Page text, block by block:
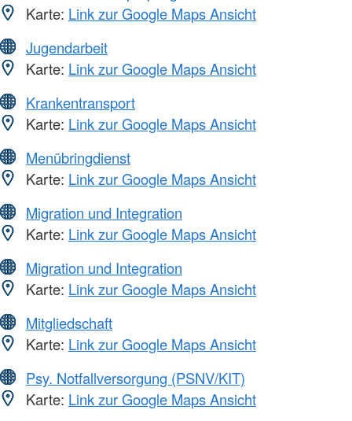
Karte: Link zur Google Maps Ansicht
Jugendarbeit
Karte: Link zur Google Maps Ansicht
Krankentransport
Karte: Link zur Google Maps Ansicht
Menübringdienst
Karte: Link zur Google Maps Ansicht
Migration und Integration
Karte: Link zur Google Maps Ansicht
Migration und Integration
Karte: Link zur Google Maps Ansicht
Mitgliedschaft
Karte: Link zur Google Maps Ansicht
Psy. Notfallversorgung (PSNV/KIT)
Karte: Link zur Google Maps Ansicht